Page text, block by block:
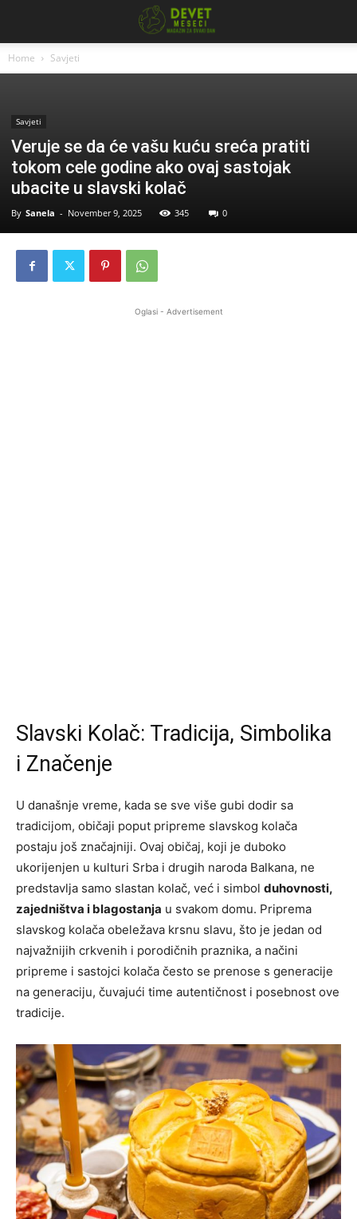
Home Savjeti
Savjeti
Veruje se da će vašu kuću sreća pratiti
tokom cele godine ako ovaj sastojak
ubacite u slavski kolač
By Sanela - November 9, 2025 345 0
Oglasi - Advertisement
Slavski Kolač: Tradicija, Simbolika
i Značenje
U današnje vreme, kada se sve više gubi dodir sa
tradicijom, običaji poput pripreme slavskog kolača
postaju još značajniji. Ovaj običaj, koji je duboko
ukorijenjen u kulturi Srba i drugih naroda Balkana, ne
predstavlja samo slastan kolač, već i simbol duhovnosti,
zajedništva i blagostanja u svakom domu. Priprema
slavskog kolača obeležava krsnu slavu, što je jedan od
najvažnijih crkvenih i porodičnih praznika, a načini
pripreme i sastojci kolača često se prenose s generacije
na generaciju, čuvajući time autentičnost i posebnost ove
tradicije.